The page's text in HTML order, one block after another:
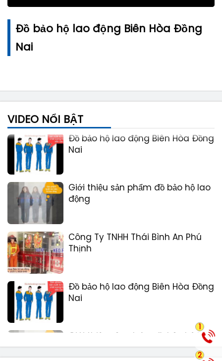
Đồ bảo hộ lao động Biên Hòa Đồng
Nai
VIDEO NỔI BẬT
Đồ bảo hộ lao động Biên Hòa Đồng
Nai
Giới thiệu sản phẩm đồ bảo hộ lao
động
Công Ty TNHH Thái Bình An Phú
Thịnh
Đồ bảo hộ lao động Biên Hòa Đồng
Nai
Giới thiệu sản phẩm đồ bảo hộ lao
động
1
2